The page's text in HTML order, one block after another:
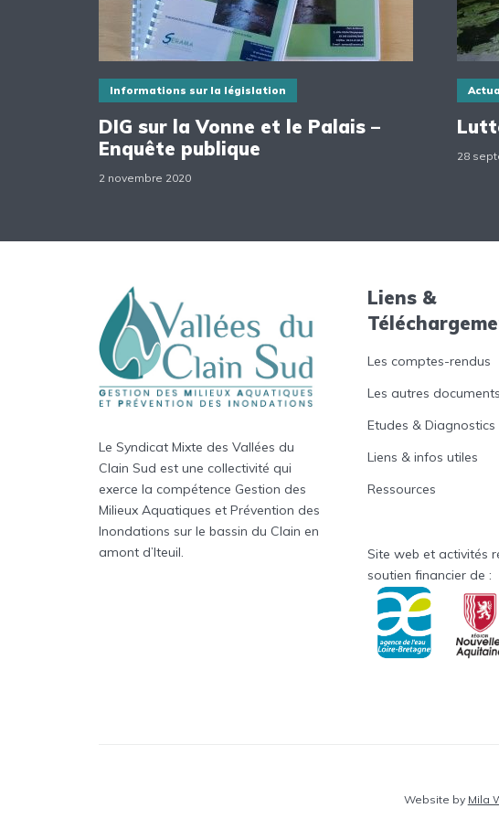
Informations sur la législation
DIG sur la Vonne et le Palais –
Enquête publique
2 novembre 2020
28
Le Syndicat Mixte des Vallées du
Clain Sud est une collectivité qui
exerce la compétence Gestion des
Milieux Aquatiques et Prévention des
Inondations sur le bassin du Clain en
amont d’Iteuil.
Liens &
Les comptes-rendus
Les autres documents
Etudes & Diagnostics
Liens & infos utiles
Ressources
Site web et activités
soutien financier de :
Website by Mila